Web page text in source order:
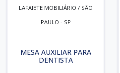
LAFAIETE MOBILIÁRIO / SÃO
PAULO - SP
MESA AUXILIAR PARA
DENTISTA